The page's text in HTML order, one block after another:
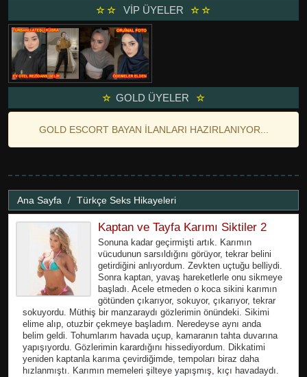
VİP ÜYELER
GOLD ÜYELER
GOLD ESCORT BAYAN İLANLARI HAZIRLANIYOR...
Ana Sayfa Türkçe Seks Hikayeleri
Kaptan ve Tayfa Karımı Siktiler 2
Sonuna kadar geçirmişti artık. Karımın
vücudunun sarsıldığını görüyor, tekrar belini
getirdiğini anlıyordum. Zevkten uçtuğu belliydi.
Sonra kaptan, yavaş hareketlerle onu sikmeye
başladı. Acele etmeden o koca sikini karımın
götünden çıkarıyor, sokuyor, çıkarıyor, tekrar
sokuyordu. Müthiş bir manzaraydı gözlerimin önündeki. Sikimi
elime alıp, otuzbir çekmeye başladım. Neredeyse aynı anda
belim geldi. Tohumlarım havada uçup, kamaranın tahta duvarına
yapışıyordu. Gözlerimin karardığını hissediyordum. Dikkatimi
yeniden kaptanla karıma çevirdiğimde, tempoları biraz daha
hızlanmıştı. Karımın memeleri şilteye yapışmış, kıçı havadaydı.